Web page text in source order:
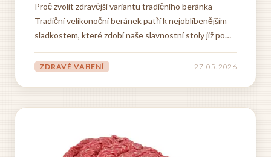
Proč zvolit zdravější variantu tradičního beránka
Tradiční velikonoční beránek patří k nejoblíbenějším
sladkostem, které zdobí naše slavnostní stoly již po
množství cukru, másla a bílé mouky, což z něj činí
ZDRAVÉ VAŘENÍ 27. 05. 2026